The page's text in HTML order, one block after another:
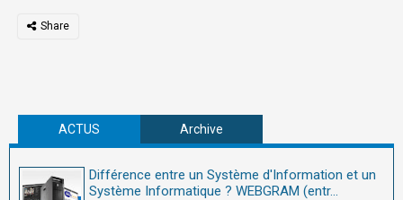
ACTUS Archive
Différence entre un Système d'Information et un
Système Informatique ? WEBGRAM (entr...